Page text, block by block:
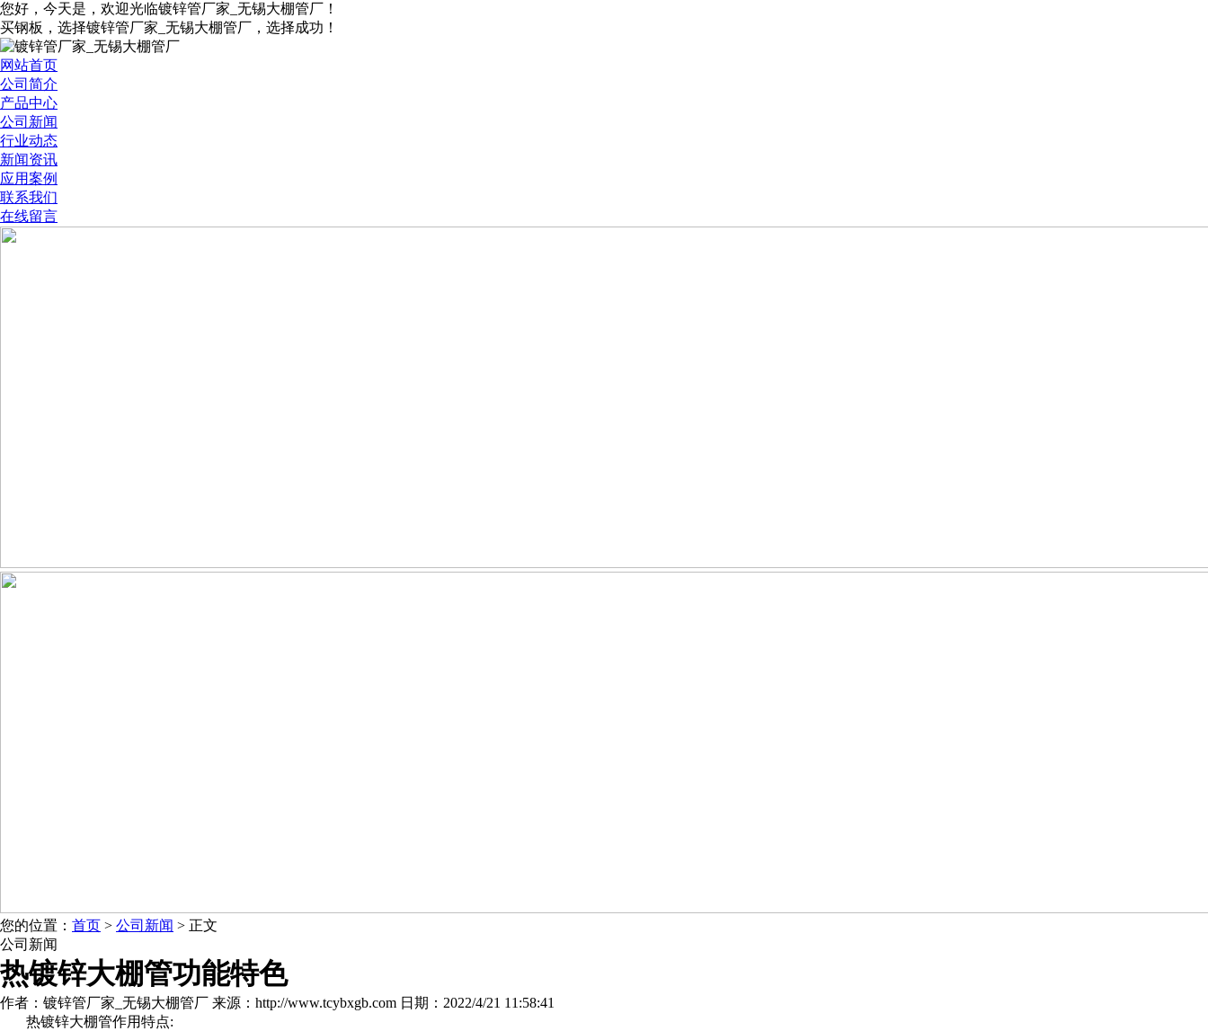
您好，今天是 ，欢迎光临镀锌管厂家_无锡大棚管厂！
买钢板，选择镀锌管厂家_无锡大棚管厂，选择成功！
网站首页
公司简介
产品中心
公司新闻
行业动态
新闻资讯
应用案例
联系我们
在线留言
您的位置： 首页 > 公司新闻 > 正文
公司新闻
热镀锌大棚管功能特色
作者：镀锌管厂家_无锡大棚管厂 来源：http://www.tcybxgb.com 日期：2022/4/21 11:58:41
热镀锌大棚管作用特点: